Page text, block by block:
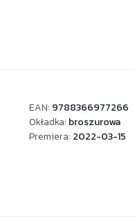
EAN: 9788366977266
Okładka: broszurowa
Premiera: 2022-03-15